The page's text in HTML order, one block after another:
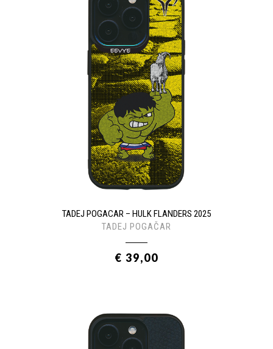
TADEJ POGACAR – HULK FLANDERS 2025
TADEJ POGAČAR
€ 39,00